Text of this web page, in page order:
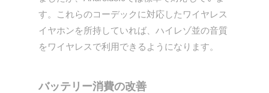
す。これらのコーデックに対応したワイヤレス
イヤホンを所持していれば、ハイレゾ並の音質
をワイヤレスで利用できるようになります。
バッテリー消費の改善